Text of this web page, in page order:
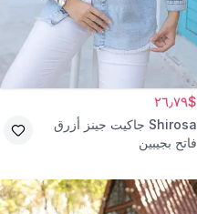
$٢٦٫٧٩
Shirosa جاكيت جينز أزرق
فاتح بجيبين